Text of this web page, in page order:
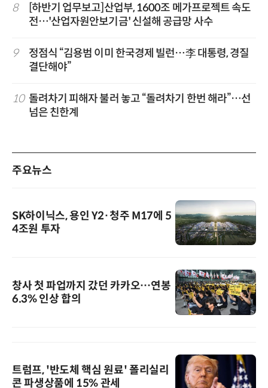
8
[하반기 업무보고]산업부, 1600조 메가프로젝트 속도
전…'산업자원안보기금' 신설해 공급망 사수
9
정점식 “김용범 이미 한국경제 빌런…李 대통령, 경질
결단해야”
10 돌려차기 피해자 불러 놓고 “돌려차기 한번 해라”…선
넘은 친한계
주요뉴스
SK하이닉스, 용인 Y2·청주 M17에 5
4조원 투자
창사 첫 파업까지 갔던 카카오…연봉
6.3% 인상 합의
트럼프, '반도체 핵심 원료' 폴리실리
콘 파생상품에 15% 관세